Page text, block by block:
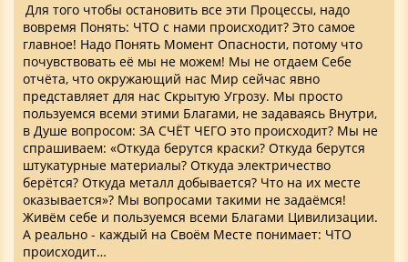
Для того чтобы остановить все эти Процессы, надо
вовремя Понять: ЧТО с нами происходит? Это самое
главное! Надо Понять Момент Опасности, потому что
почувствовать её мы не можем! Мы не отдаем Себе
отчёта, что окружающий нас Мир сейчас явно
представляет для нас Скрытую Угрозу. Мы просто
пользуемся всеми этими Благами, не задаваясь Внутри,
в Душе вопросом: ЗА СЧЁТ ЧЕГО это происходит? Мы не
спрашиваем: «Откуда берутся краски? Откуда берутся
штукатурные материалы? Откуда электричество
берётся? Откуда металл добывается? Что на их месте
оказывается»? Мы вопросами такими не задаёмся!
Живём себе и пользуемся всеми Благами Цивилизации.
А реально - каждый на Своём Месте понимает: ЧТО
происходит…